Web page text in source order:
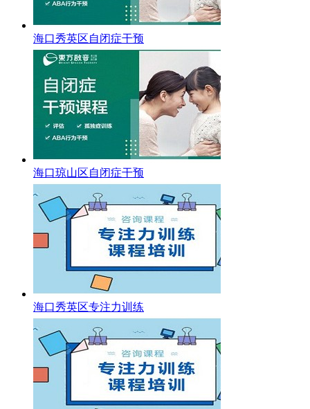
海口秀英区自闭症干预
海口琼山区自闭症干预
海口秀英区专注力训练